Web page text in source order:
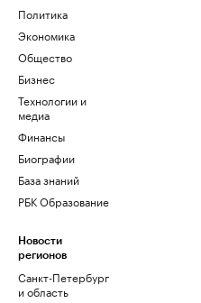
Политика
Экономика
Общество
Бизнес
Технологии и
медиа
Финансы
Биографии
База знаний
РБК Образование
Новости
регионов
Санкт-Петербург
и область